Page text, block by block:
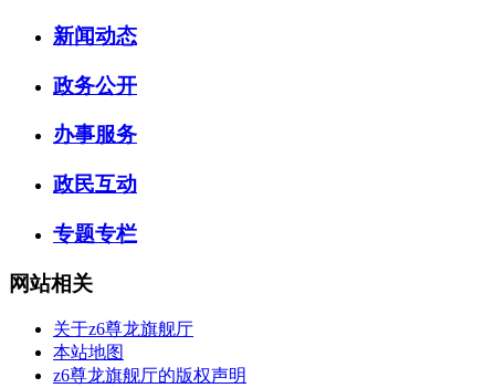
新闻动态
政务公开
办事服务
政民互动
专题专栏
网站相关
关于z6尊龙旗舰厅
本站地图
z6尊龙旗舰厅的版权声明